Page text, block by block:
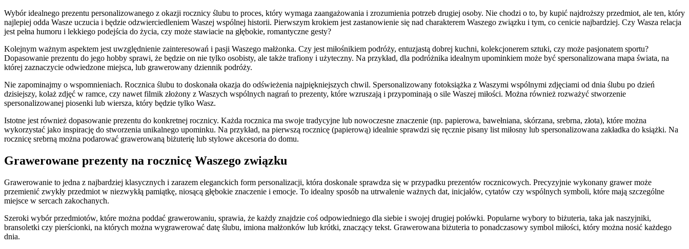
Wybór idealnego prezentu personalizowanego z okazji rocznicy ślubu to proces, który wymaga zaangażowania i zrozumienia potrzeb drugiej osoby. Nie chodzi o to, by kupić najdroższy przedmiot, ale ten, który
najlepiej odda Wasze uczucia i będzie odzwierciedleniem Waszej wspólnej historii. Pierwszym krokiem jest zastanowienie się nad charakterem Waszego związku i tym, co cenicie najbardziej. Czy Wasza relacja
jest pełna humoru i lekkiego podejścia do życia, czy może stawiacie na głębokie, romantyczne gesty?
Kolejnym ważnym aspektem jest uwzględnienie zainteresowań i pasji Waszego małżonka. Czy jest miłośnikiem podróży, entuzjastą dobrej kuchni, kolekcjonerem sztuki, czy może pasjonatem sportu?
Dopasowanie prezentu do jego hobby sprawi, że będzie on nie tylko osobisty, ale także trafiony i użyteczny. Na przykład, dla podróżnika idealnym upominkiem może być spersonalizowana mapa świata, na
której zaznaczycie odwiedzone miejsca, lub grawerowany dziennik podróży.
Nie zapominajmy o wspomnieniach. Rocznica ślubu to doskonała okazja do odświeżenia najpiękniejszych chwil. Spersonalizowany fotoksiążka z Waszymi wspólnymi zdjęciami od dnia ślubu po dzień
dzisiejszy, kolaż zdjęć w ramce, czy nawet filmik złożony z Waszych wspólnych nagrań to prezenty, które wzruszają i przypominają o sile Waszej miłości. Można również rozważyć stworzenie
spersonalizowanej piosenki lub wiersza, który będzie tylko Wasz.
Istotne jest również dopasowanie prezentu do konkretnej rocznicy. Każda rocznica ma swoje tradycyjne lub nowoczesne znaczenie (np. papierowa, bawełniana, skórzana, srebrna, złota), które można
wykorzystać jako inspirację do stworzenia unikalnego upominku. Na przykład, na pierwszą rocznicę (papierową) idealnie sprawdzi się ręcznie pisany list miłosny lub spersonalizowana zakładka do książki. Na
rocznicę srebrną można podarować grawerowaną biżuterię lub stylowe akcesoria do domu.
Grawerowane prezenty na rocznicę Waszego związku
Grawerowanie to jedna z najbardziej klasycznych i zarazem eleganckich form personalizacji, która doskonale sprawdza się w przypadku prezentów rocznicowych. Precyzyjnie wykonany grawer może
przemienić zwykły przedmiot w niezwykłą pamiątkę, niosącą głębokie znaczenie i emocje. To idealny sposób na utrwalenie ważnych dat, inicjałów, cytatów czy wspólnych symboli, które mają szczególne
miejsce w sercach zakochanych.
Szeroki wybór przedmiotów, które można poddać grawerowaniu, sprawia, że każdy znajdzie coś odpowiedniego dla siebie i swojej drugiej połówki. Popularne wybory to biżuteria, taka jak naszyjniki,
bransoletki czy pierścionki, na których można wygrawerować datę ślubu, imiona małżonków lub krótki, znaczący tekst. Grawerowana biżuteria to ponadczasowy symbol miłości, który można nosić każdego
dnia.